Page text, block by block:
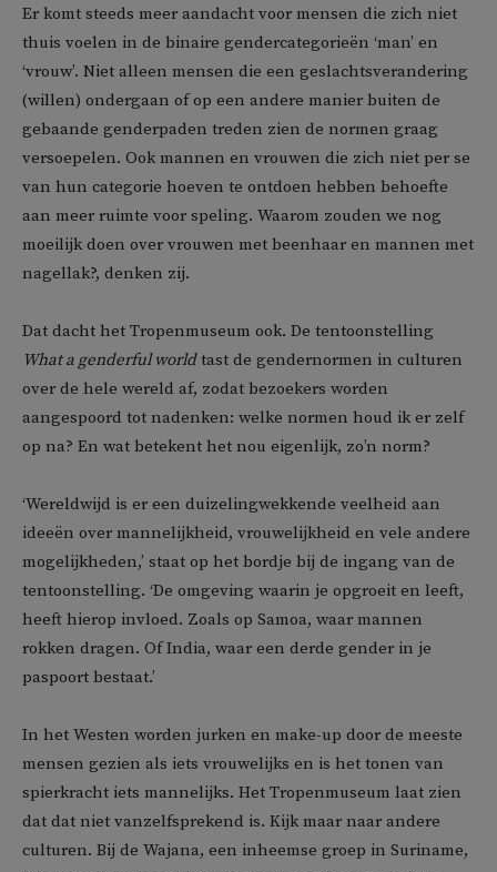
Er komt steeds meer aandacht voor mensen die zich niet
thuis voelen in de binaire gendercategorieën ‘man’ en
‘vrouw’. Niet alleen mensen die een geslachtsverandering
(willen) ondergaan of op een andere manier buiten de
gebaande genderpaden treden zien de normen graag
versoepelen. Ook mannen en vrouwen die zich niet per se
van hun categorie hoeven te ontdoen hebben behoefte
aan meer ruimte voor speling. Waarom zouden we nog
moeilijk doen over vrouwen met beenhaar en mannen met
nagellak?, denken zij.
Dat dacht het Tropenmuseum ook. De tentoonstelling
What a genderful worldtast de gendernormen in culturen
over de hele wereld af, zodat bezoekers worden
aangespoord tot nadenken: welke normen houd ik er zelf
op na? En wat betekent het nou eigenlijk, zo’n norm?
‘Wereldwijd is er een duizelingwekkende veelheid aan
ideeën over mannelijkheid, vrouwelijkheid en vele andere
mogelijkheden,’ staat op het bordje bij de ingang van de
tentoonstelling. ‘De omgeving waarin je opgroeit en leeft,
heeft hierop invloed. Zoals op Samoa, waar mannen
rokken dragen. Of India, waar een derde gender in je
paspoort bestaat.’
In het Westen worden jurken en make-up door de meeste
mensen gezien als iets vrouwelijks en is het tonen van
spierkracht iets mannelijks. Het Tropenmuseum laat zien
dat dat niet vanzelfsprekend is. Kijk maar naar andere
culturen. Bij de Wajana, een inheemse groep in Suriname,